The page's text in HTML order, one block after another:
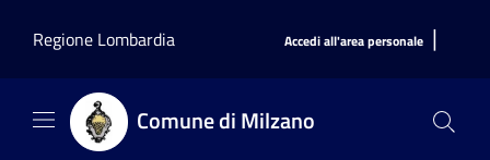
Regione Lombardia
Accedi all'area personale |
Comune di Milzano